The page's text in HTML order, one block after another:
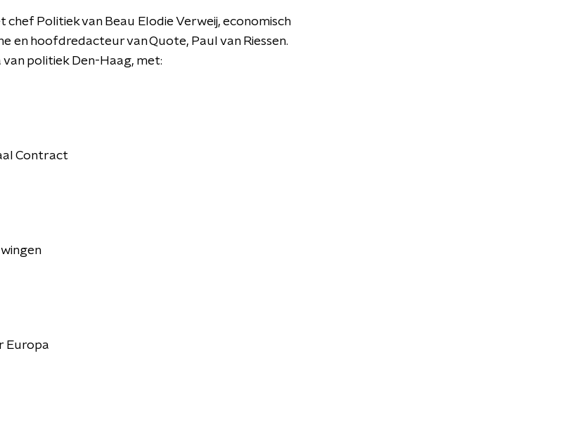
Politiek van Beau Elodie Verweij, economisch
en hoofdredacteur van Quote, Paul van Riessen.
politiek Den-Haag, met:
Contract
Europa